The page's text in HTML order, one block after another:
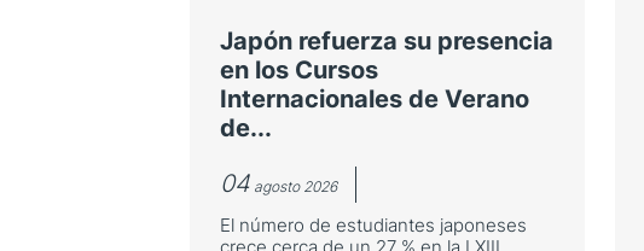
Japón refuerza su presencia
en los Cursos
Internacionales de Verano
de...
04 agosto 2026
El número de estudiantes japoneses